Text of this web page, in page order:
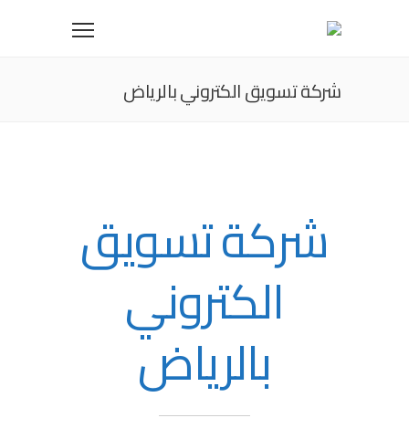
شركة تسويق الكتروني بالرياض
شركة تسويق
الكتروني
بالرياض